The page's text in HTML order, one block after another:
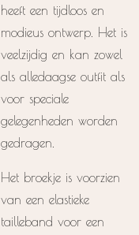
heeft een tijdloos en
modieus ontwerp. Het is
veelzijdig en kan zowel
als alledaagse outfit als
voor speciale
gelegenheden worden
gedragen.
Het broekje is voorzien
van een elastieke
tailleband voor een